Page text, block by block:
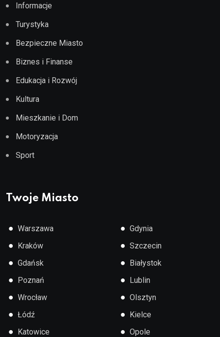
Informacje
Turystyka
Bezpieczne Miasto
Biznes i Finanse
Edukacja i Rozwój
Kultura
Mieszkanie i Dom
Motoryzacja
Sport
Twoje Miasto
● Warszawa
● Kraków
● Gdańsk
● Poznań
● Wrocław
● Łódź
● Katowice
● Gdynia
● Szczecin
● Białystok
● Lublin
● Olsztyn
● Kielce
● Opole